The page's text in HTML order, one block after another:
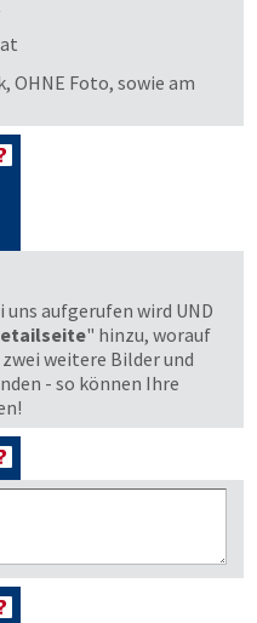
OHNE Foto, sowie am
aufgerufen wird UND
" hinzu, worauf
weitere Bilder und
- so können Ihre